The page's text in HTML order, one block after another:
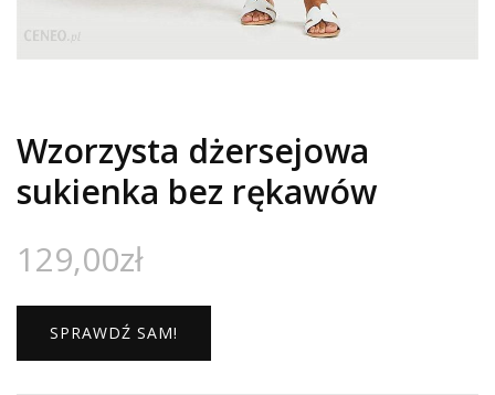
Wzorzysta dżersejowa
sukienka bez rękawów
129,00zł
SPRAWDŹ SAM!